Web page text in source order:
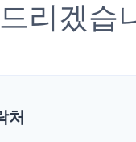
리겠습
처